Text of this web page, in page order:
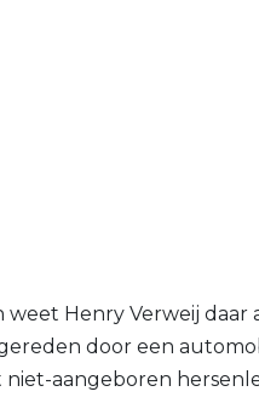
weet Henry Verweij
door een
aangeboren